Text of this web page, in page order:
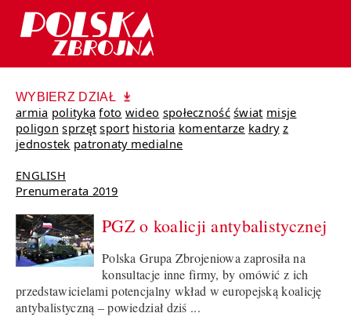
WYBIERZ DZIAŁ
armia polityka foto wideo społeczność świat misje
poligon sprzęt sport historia komentarze kadry z
jednostek patronaty medialne
ENGLISH
Prenumerata 2019
PGZ o koalicji antybalistycznej
Polska Grupa Zbrojeniowa zaprosiła na
konsultacje inne firmy, by omówić z ich
przedstawicielami potencjalny wkład w europejską koalicję
antybalistyczną – powiedział dziś ...